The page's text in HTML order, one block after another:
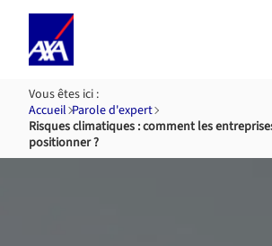
Aller au
contenu
Vous êtes ici :
Accueil Parole d'expert
Risques climatiques : comment les
positionner ?